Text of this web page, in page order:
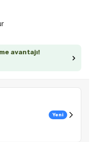
avantajı!
Yeni